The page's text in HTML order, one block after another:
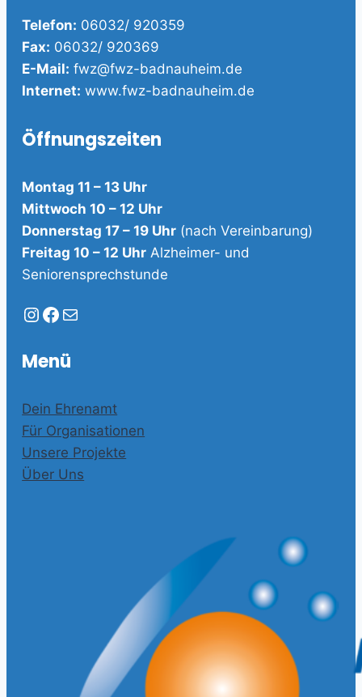
Telefon: 06032/ 920359
Fax: 06032/ 920369
E-Mail: fwz@fwz-badnauheim.de
Internet: www.fwz-badnauheim.de
Öffnungszeiten
Montag 11 – 13 Uhr
Mittwoch 10 – 12 Uhr
Donnerstag 17 – 19 Uhr (nach Vereinbarung)
Freitag 10 – 12 Uhr Alzheimer- und
Seniorensprechstunde
Instagram
Facebook
E-Mail
Menü
Dein Ehrenamt
Für Organisationen
Unsere Projekte
Über Uns